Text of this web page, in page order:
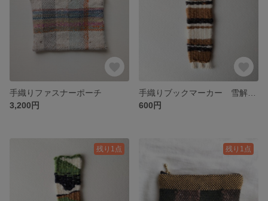
手織りファスナーポーチ
3,200円
600円
残り1点 残り1点